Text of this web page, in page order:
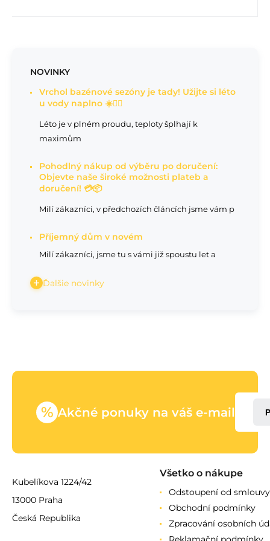
NOVINKY
Vrchol bazénové sezóny je tady! Užijte si léto
u vody naplno ☀️🏊‍♂️
Léto je v plném proudu, teploty šplhají k
maximům
Pohodlný nákup od výběru po doručení:
Objevte naše široké možnosti plateb a
doručení! 💳📦
Milí zákazníci, v předchozích článcích jsme vám p
Příjemný dům v novém
Milí zákazníci, jsme tu s vámi již spoustu let a
Ďalšie novinky
% Akčné ponuky na váš e-mail
Kubelíkova 1224/42
13000 Praha
Česká Republika
Všetko o nákupe
Odstoupení od smlouvy
Obchodní podmínky
Zpracování osobních